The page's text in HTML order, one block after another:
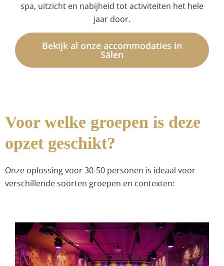
spa, uitzicht en nabijheid tot activiteiten het hele
jaar door.
Bekijk al onze accommodaties in
Sälen
Voor welke groepen is deze
opzet geschikt?
Onze oplossing voor 30-50 personen is ideaal voor
verschillende soorten groepen en contexten: